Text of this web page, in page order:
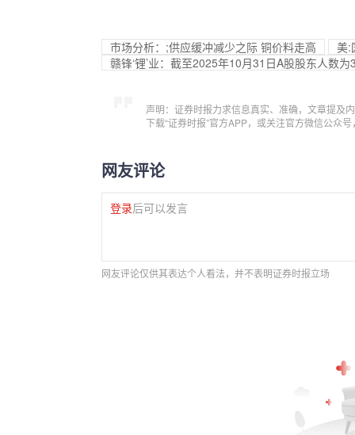
市场分析：;供应缓冲减少之际 铜价料走高
美:
赣锋‘锂’业：截至2025年10月31日A股股东人数
声明：证券时报力求信息真实、准确，文章提及
下载“证券时报”官方APP，或关注官方微信公众
网友评论
登录后可以发言
网友评论仅供其表达个人看法，并不表明证券时报立场